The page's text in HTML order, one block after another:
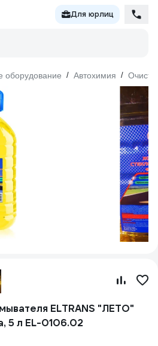
Для юрлиц
оборудование / Автохимия /
ELTRANS "ЛЕТО"
5 л EL-0106.02